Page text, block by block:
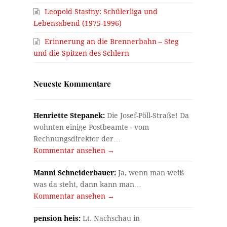
Leopold Stastny: Schülerliga und
Lebensabend (1975-1996)
Erinnerung an die Brennerbahn – Steg
und die Spitzen des Schlern
Neueste Kommentare
Henriette Stepanek: Die Josef-Pöll-Straße! Da
wohnten einige Postbeamte - vom
Rechnungsdirektor der…
Kommentar ansehen →
Manni Schneiderbauer: Ja, wenn man weiß
was da steht, dann kann man…
Kommentar ansehen →
pension heis: Lt. Nachschau in